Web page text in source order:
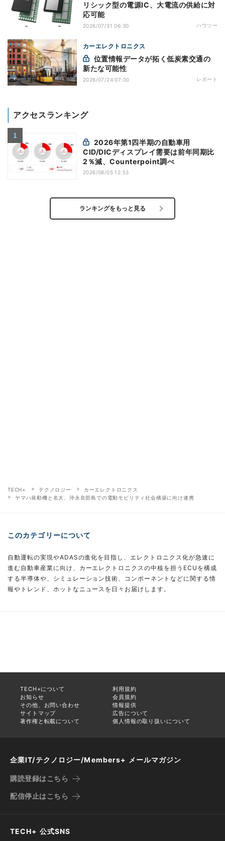
リシック型の電源IC、大電流の供給に対
応可能
2026/07/31 06:30 ハウツー
カーエレクトロニクス
新たな可能性
2026/07/24 07:00 レポート
アクセスランキング
CID/DICディスプレイ需要は前年同期比
2％減、Counterpoint調べ
2026/08/05 12:53
ランキングをもっと見る
TECH+ テクノロジー
カーエレクトロニクス
ヤマハ発動機と名大、沖永良部島での電動モビリティ社会構築に向け連携
このカテゴリーについて
自動運転の実現やADASの進化を目指し、エレクトロニクス化が急速に
進む自動車産業に向け、カーエレクトロニクスの中核を担うECUを構成
する半導体や、シミュレーション技術、コンポーネントなどに関する情
報やトレンド、ホットなニュースを日々お届けします。
TECH+について
利用規約
お知らせ
会員規約
その他、お問い合わせ
情報提供
サイトマップ
広告について
著作権と転載について
個人情報の取り扱いについて
企業IT/テクノロジー/Members+ メールマガジン
購読登録はこちら
配信停止はこちら
TECH+ 公式SNS